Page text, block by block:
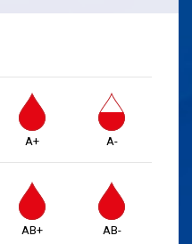
A+ A-
AB+ AB-